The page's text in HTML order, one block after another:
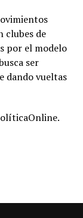
clubes de
por el modelo
ser
dando vueltas